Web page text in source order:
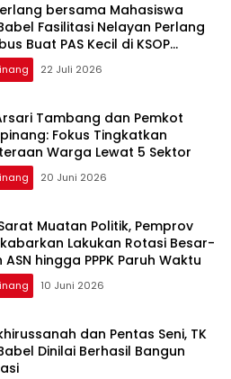
bersama Mahasiswa
Fasilitasi Nelayan Perlang
Buat PAS Kecil di KSOP
22 Juli 2026
Tambang dan Pemkot
Fokus Tingkatkan
20 Juni 2026
Muatan Politik, Pemprov
Lakukan Rotasi Besar-
10 Juni 2026
dan Pentas Seni, TK
Dinilai Berhasil Bangun